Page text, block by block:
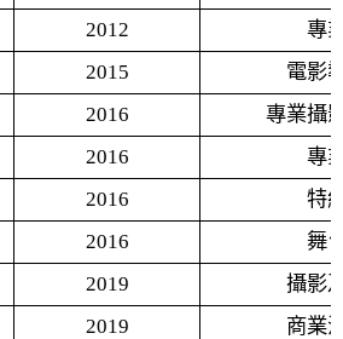
2012
專
2015
電影
2016
專業攝
2016
專
2016
特
2016
舞
2019
攝影
2019 商業